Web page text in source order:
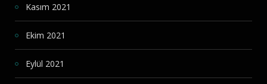
Kasım 2021
Ekim 2021
Eylül 2021